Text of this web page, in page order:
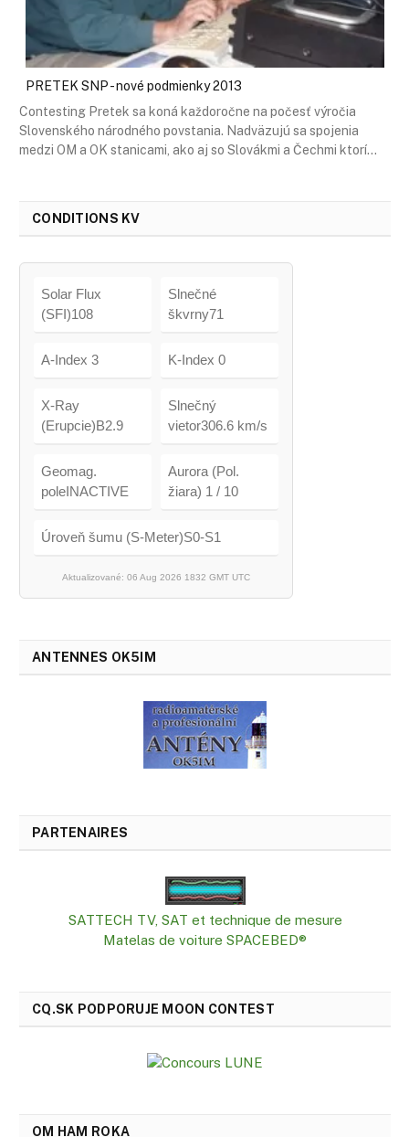
PRETEK SNP - nové podmienky 2013
Contesting Pretek sa koná každoročne na počesť výročia
Slovenského národného povstania. Nadväzujú sa spojenia
medzi OM a OK stanicami, ako aj so Slovákmi a Čechmi ktorí…
CONDITIONS KV
Solar Flux
(SFI)108
Slnečné
škvrny71
A-Index 3 K-Index 0
X-Ray
(Erupcie)B2.9
Slnečný
vietor306.6 km/s
Geomag.
poleINACTIVE
Aurora (Pol.
žiara) 1 / 10
Úroveň šumu (S-Meter)S0-S1
Aktualizované: 06 Aug 2026 1832 GMT UTC
ANTENNES OK5IM
PARTENAIRES
SATTECH TV, SAT et technique de mesure
Matelas de voiture SPACEBED®
CQ.SK PODPORUJE MOON CONTEST
OM HAM ROKA